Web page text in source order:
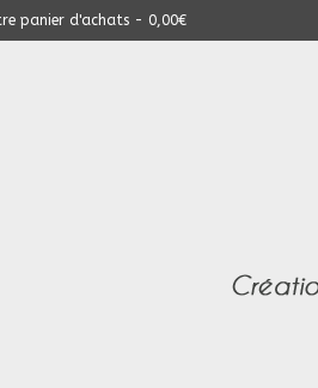
panier d'achats - 0,00€